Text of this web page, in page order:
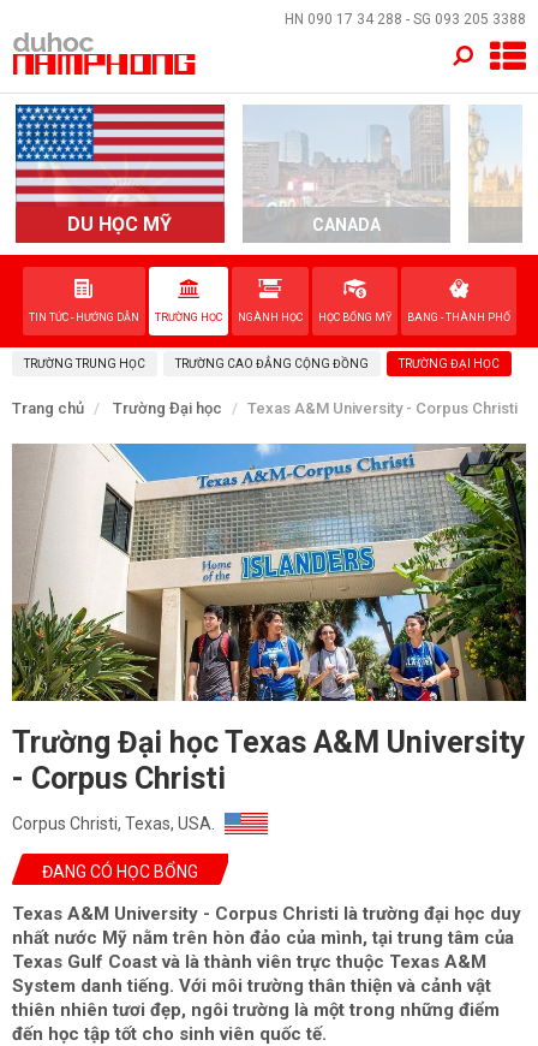
HN 090 17 34 288 - SG 093 205 3388
DU HỌC MỸ CANADA
TIN TỨC - HƯỚNG DẪN TRƯỜNG HỌC NGÀNH HỌC HỌC BỔNG MỸ BANG - THÀNH PHỐ
TRƯỜNG TRUNG HỌC TRƯỜNG CAO ĐẲNG CỘNG ĐỒNG TRƯỜNG ĐẠI HỌC
Trang chủ Trường Đại học Texas A&M University - Corpus Christi
Trường Đại học Texas A&M University
- Corpus Christi
Corpus Christi, Texas, USA.
ĐANG CÓ HỌC BỔNG
Texas A&M University - Corpus Christi là trường đại học duy
nhất nước Mỹ nằm trên hòn đảo của mình, tại trung tâm của
Texas Gulf Coast và là thành viên trực thuộc Texas A&M
System danh tiếng. Với môi trường thân thiện và cảnh vật
thiên nhiên tươi đẹp, ngôi trường là một trong những điểm
đến học tập tốt cho sinh viên quốc tế.
×
TRANG CHỦ
QUỐC GIA
EVENTS
DỊCH VỤ
VỀ NAM PHONG